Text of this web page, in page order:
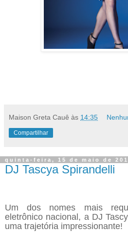
Maison Greta Cauê às 14:35
Compartilhar
quinta-feira, 15 de maio de
DJ Tascya Spirandelli
Um dos nomes mais
eletrônico nacional, a DJ
uma trajetória impressionante!